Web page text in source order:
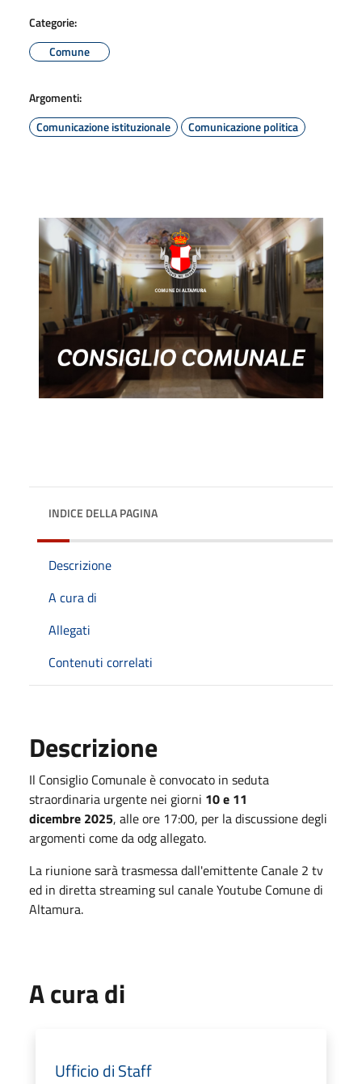
Categorie:
Comune
Argomenti:
Comunicazione istituzionale
Comunicazione politica
INDICE DELLA PAGINA
Descrizione
A cura di
Allegati
Contenuti correlati
Descrizione
Il Consiglio Comunale è convocato in seduta
straordinaria urgente nei giorni 10 e 11
dicembre 2025, alle ore 17:00, per la discussione degli
argomenti come da odg allegato.
La riunione sarà trasmessa dall'emittente Canale 2 tv
ed in diretta streaming sul canale Youtube Comune di
Altamura.
A cura di
Ufficio di Staff